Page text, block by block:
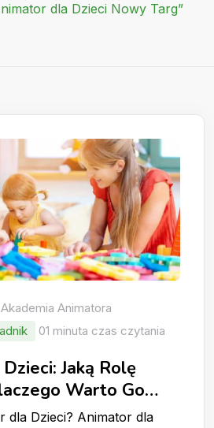
dla Dzieci Nowy Targ”
Akademia Animatora
01 minuta czas czytania
Jaką Rolę
Warto Go
dla Dzieci? Animator dla